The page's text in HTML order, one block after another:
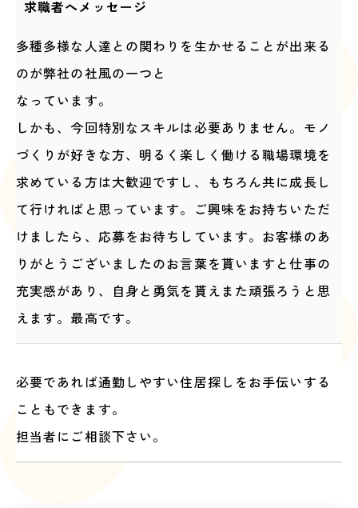
求職者へメッセージ
多種多様な人達との関わりを生かせることが出来る
のが弊社の社風の一つと
なっています。
しかも、今回特別なスキルは必要ありません。モノ
づくりが好きな方、明るく楽しく働ける職場環境を
求めている方は大歓迎ですし、もちろん共に成長し
て行ければと思っています。ご興味をお持ちいただ
けましたら、応募をお待ちしています。お客様のあ
りがとうございましたのお言葉を貰いますと仕事の
充実感があり、自身と勇気を貰えまた頑張ろうと思
えます。最高です。
必要であれば通勤しやすい住居探しをお手伝いする
こともできます。
担当者にご相談下さい。